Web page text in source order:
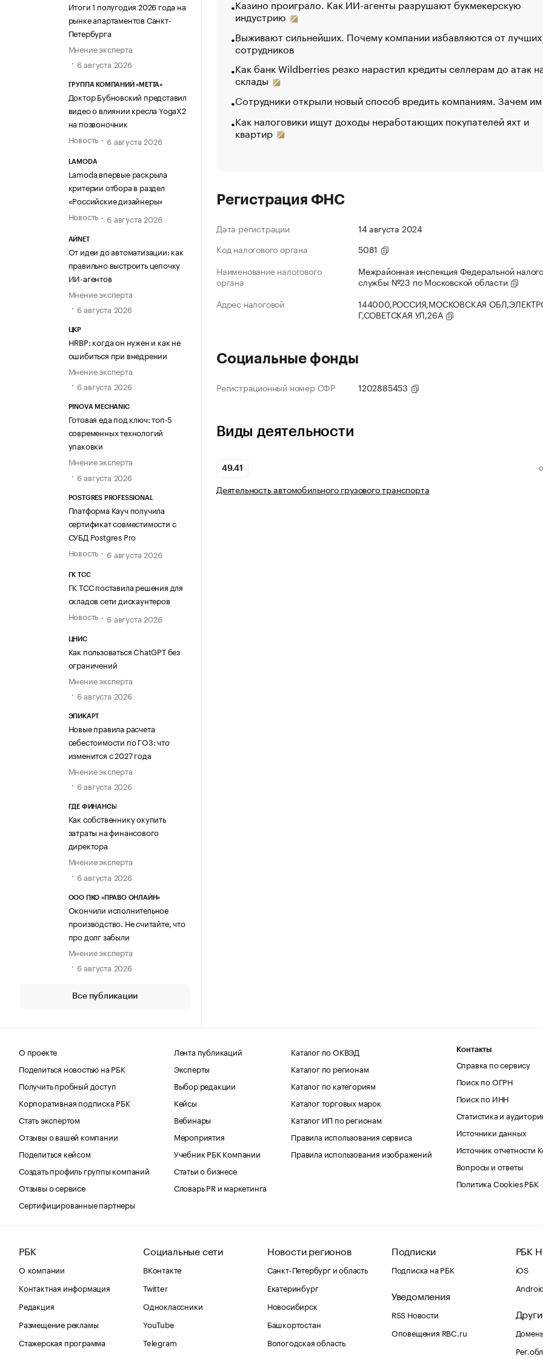
Итоги 1 полугодия 2026 года на
рынке апартаментов Санкт-
Петербурга
Мнение эксперта
6 августа 2026
ГРУППА КОМПАНИЙ «МЕТТА»
Доктор Бубновский представил
видео о влиянии кресла YogaX2
на позвоночник
Новость
6 августа 2026
LAMODA
Lamoda впервые раскрыла
критерии отбора в раздел
«Российские дизайнеры»
Новость
6 августа 2026
АЙNET
От идеи до автоматизации: как
правильно выстроить цепочку
ИИ-агентов
Мнение эксперта
6 августа 2026
ЦКР
HRBP: когда он нужен и как не
ошибиться при внедрении
Мнение эксперта
6 августа 2026
PINOVA MECHANIC
Готовая еда под ключ: топ-5
современных технологий
упаковки
Мнение эксперта
6 августа 2026
POSTGRES PROFESSIONAL
Платформа Кауч получила
сертификат совместимости с
СУБД Postgres Pro
Новость
6 августа 2026
ГК ТСС
ГК ТСС поставила решения для
складов сети дискаунтеров
Новость
6 августа 2026
ЦНИС
Как пользоваться ChatGPT без
ограничений
Мнение эксперта
6 августа 2026
ЭПИКАРТ
Новые правила расчета
себестоимости по ГОЗ: что
изменится с 2027 года
Мнение эксперта
6 августа 2026
ГДЕ ФИНАНСЫ
Как собственнику окупить
затраты на финансового
директора
Мнение эксперта
6 августа 2026
ООО ПКО «ПРАВО ОНЛАЙН»
Окончили исполнительное
производство. Не считайте, что
про долг забыли
Мнение эксперта
6 августа 2026
Все публикации
Казино проиграло. Как ИИ-агенты разрушают букмекерскую
индустрию
Выживают сильнейших. Почему компании избавляются от лучших
сотрудников
Как банк Wildberries резко нарастил кредиты селлерам до атак
склады
Сотрудники открыли новый способ вредить компаниям. Зачем
Как налоговики ищут доходы неработающих покупателей яхт и
квартир
Регистрация ФНС
Дата регистрации
14 августа 2024
Код налогового органа
5081
Наименование налогового
органа
Межрайонная инспекция Федеральной
службы №23 по Московской области
Адрес налоговой
144000,РОССИЯ,МОСКОВСКАЯ
Г,СОВЕТСКАЯ УЛ,26А
Социальные фонды
Регистрационный номер СФР 1202885453
Виды деятельности
49.41
Деятельность автомобильного грузового транспорта
О проекте
Поделиться новостью на РБК
Получить пробный доступ
Корпоративная подписка РБК
Стать экспертом
Отзывы о вашей компании
Поделиться кейсом
Создать профиль группы компаний
Отзывы о сервисе
Сертифицированные партнеры
Лента публикаций
Эксперты
Выбор редакции
Кейсы
Вебинары
Мероприятия
Учебник РБК Компании
Статьи о бизнесе
Словарь PR и маркетинга
Каталог по ОКВЭД
Каталог по регионам
Каталог по категориям
Каталог торговых марок
Каталог ИП по регионам
Правила использования сервиса
Правила использования изображений
Контакты
Справка по сервису
Поиск по ОГРН
Поиск по ИНН
Статистика и
Источники данных
Источник отчетности
Вопросы и ответы
Политика Cookies РБК
РБК
О компании
Контактная информация
Редакция
Размещение рекламы
Стажерская программа
Социальные сети
ВКонтакте
Twitter
Одноклассники
YouTube
Telegram
Новости регионов
Санкт-Петербург и область
Екатеринбург
Новосибирск
Башкортостан
Вологодская область
Подписки
Подписка на РБК
Уведомления
RSS Новости
Оповещения RBC.ru
РБК
iOS